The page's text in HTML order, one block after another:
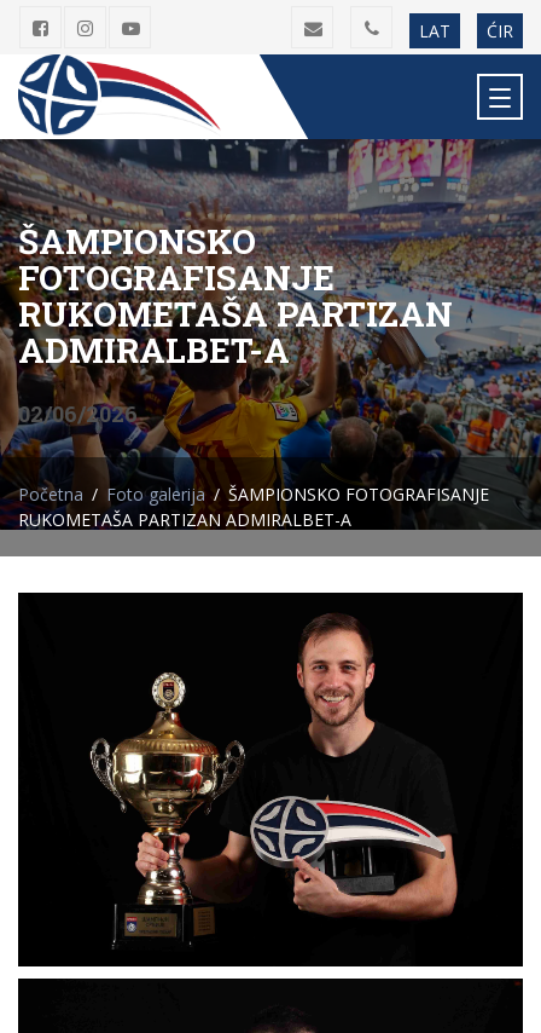
LAT ĆIR
ŠAMPIONSKO
FOTOGRAFISANJE
RUKOMETAŠA PARTIZAN
ADMIRALBET-A
02/06/2026
Početna Foto galerija
ŠAMPIONSKO FOTOGRAFISANJE
RUKOMETAŠA PARTIZAN ADMIRALBET-A